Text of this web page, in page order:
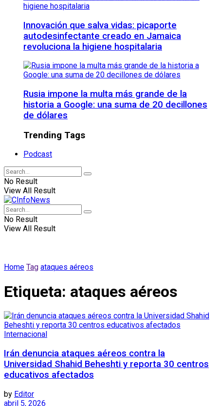
Innovación que salva vidas: picaporte
autodesinfectante creado en Jamaica
revoluciona la higiene hospitalaria
Rusia impone la multa más grande de la
historia a Google: una suma de 20 decillones
de dólares
Trending Tags
Podcast
No Result
View All Result
No Result
View All Result
Home Tag ataques aéreos
Etiqueta: ataques aéreos
Internacional
Irán denuncia ataques aéreos contra la
Universidad Shahid Beheshti y reporta 30 centros
educativos afectados
by Editor
abril 5, 2026